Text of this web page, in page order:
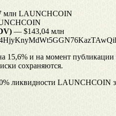
млн LAUNCHCOIN
— $143,04 млн
и на момент публикации
сохраняются.
ликвидности LAUNCHCOIN